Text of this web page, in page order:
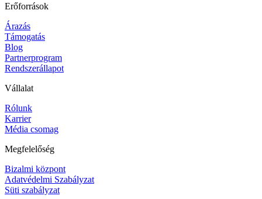
Erőforrások
Árazás
Támogatás
Blog
Partnerprogram
Rendszerállapot
Vállalat
Rólunk
Karrier
Média csomag
Megfelelőség
Bizalmi központ
Adatvédelmi Szabályzat
Süti szabályzat